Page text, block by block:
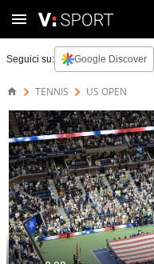
Seguici su: Google Discover
TENNIS US OPEN